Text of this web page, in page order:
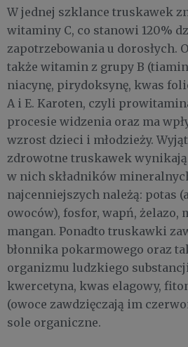
W jednej szklance truskawek
witaminy C, co stanowi 120%
zapotrzebowania u dorosłych.
także witamin z grupy B
niacynę, pirydoksynę, kwas
A i E. Karoten, czyli
procesie widzenia oraz ma
wzrost dzieci i młodzieży.
zdrowotne truskawek wynikają
w nich składników
najcenniejszych należą: potas
owoców), fosfor, wapń, żelazo,
mangan. Ponadto truskawki
błonnika pokarmowego oraz
organizmu ludzkiego
kwercetyna, kwas elagowy,
(owoce zawdzięczają im
sole organiczne.